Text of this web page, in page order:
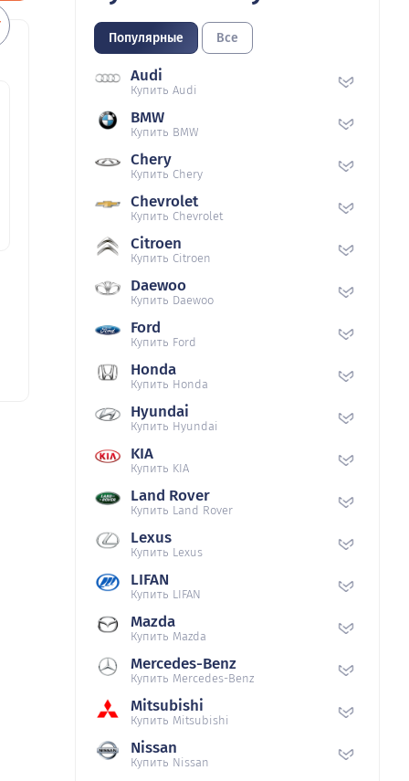
Популярные Все
Audi
Купить Audi
BMW
Купить BMW
Chery
Купить Chery
Chevrolet
Купить Chevrolet
Citroen
Купить Citroen
Daewoo
Купить Daewoo
Ford
Купить Ford
Honda
Купить Honda
Hyundai
Купить Hyundai
KIA
Купить KIA
Land Rover
Купить Land Rover
Lexus
Купить Lexus
LIFAN
Купить LIFAN
Mazda
Купить Mazda
Mercedes-Benz
Купить Mercedes-Benz
Mitsubishi
Купить Mitsubishi
Nissan
Купить Nissan